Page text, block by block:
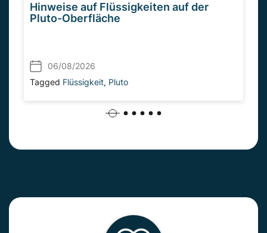
Hinweise auf Flüssigkeiten auf der
Pluto-Oberfläche
06/08/2026
Tagged Flüssigkeit, Pluto